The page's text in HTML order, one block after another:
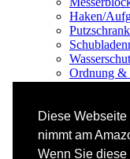
Diese
nimmt am
Wenn Sie diese
Haken/
Ordnung &
Scharniere